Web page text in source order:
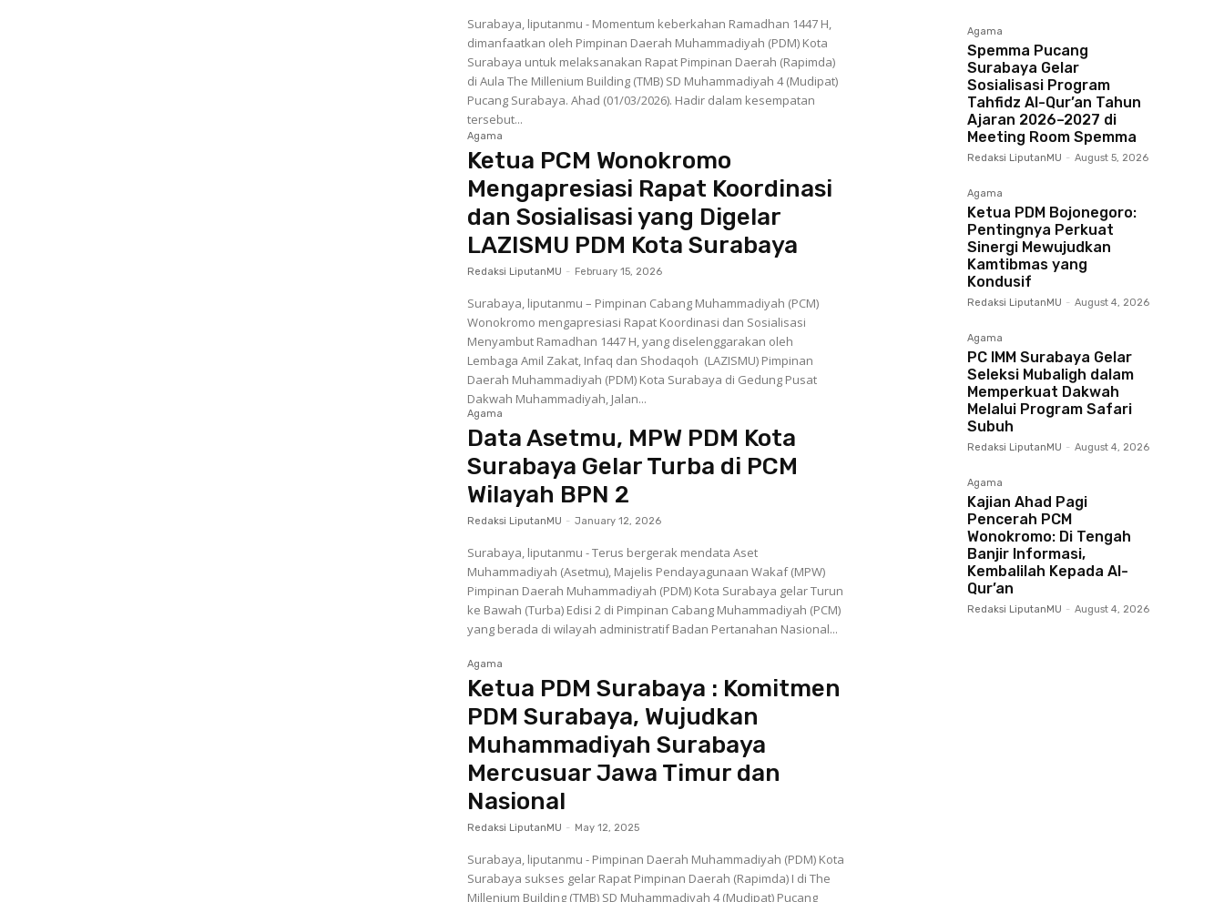
Surabaya, liputanmu - Momentum keberkahan Ramadhan 1447 H,
dimanfaatkan oleh Pimpinan Daerah Muhammadiyah (PDM) Kota
Surabaya untuk melaksanakan Rapat Pimpinan Daerah (Rapimda)
di Aula The Millenium Building (TMB) SD Muhammadiyah 4 (Mudipat)
Pucang Surabaya. Ahad (01/03/2026). Hadir dalam kesempatan
tersebut...
Agama
Ketua PCM Wonokromo
Mengapresiasi Rapat Koordinasi
dan Sosialisasi yang Digelar
LAZISMU PDM Kota Surabaya
Redaksi LiputanMU - February 15, 2026
Surabaya, liputanmu – Pimpinan Cabang Muhammadiyah (PCM)
Wonokromo mengapresiasi Rapat Koordinasi dan Sosialisasi
Menyambut Ramadhan 1447 H, yang diselenggarakan oleh
Lembaga Amil Zakat, Infaq dan Shodaqoh (LAZISMU) Pimpinan
Daerah Muhammadiyah (PDM) Kota Surabaya di Gedung Pusat
Dakwah Muhammadiyah, Jalan...
Agama
Data Asetmu, MPW PDM Kota
Surabaya Gelar Turba di PCM
Wilayah BPN 2
Redaksi LiputanMU - January 12, 2026
Surabaya, liputanmu - Terus bergerak mendata Aset
Muhammadiyah (Asetmu), Majelis Pendayagunaan Wakaf (MPW)
Pimpinan Daerah Muhammadiyah (PDM) Kota Surabaya gelar Turun
ke Bawah (Turba) Edisi 2 di Pimpinan Cabang Muhammadiyah (PCM)
yang berada di wilayah administratif Badan Pertanahan Nasional...
Agama
Ketua PDM Surabaya : Komitmen
PDM Surabaya, Wujudkan
Muhammadiyah Surabaya
Mercusuar Jawa Timur dan
Nasional
Redaksi LiputanMU - May 12, 2025
Surabaya, liputanmu - Pimpinan Daerah Muhammadiyah (PDM) Kota
Surabaya sukses gelar Rapat Pimpinan Daerah (Rapimda) I di The
Millenium Building (TMB) SD Muhammadiyah 4 (Mudipat) Pucang
Agama
Spemma Pucang
Surabaya Gelar
Sosialisasi Program
Tahfidz Al-Qur’an Tahun
Ajaran 2026–2027 di
Meeting Room Spemma
Redaksi LiputanMU - August 5, 2026
Agama
Ketua PDM Bojonegoro:
Pentingnya Perkuat
Sinergi Mewujudkan
Kamtibmas yang
Kondusif
Redaksi LiputanMU - August 4, 2026
Agama
PC IMM Surabaya Gelar
Seleksi Mubaligh dalam
Memperkuat Dakwah
Melalui Program Safari
Subuh
Redaksi LiputanMU - August 4, 2026
Agama
Kajian Ahad Pagi
Pencerah PCM
Wonokromo: Di Tengah
Banjir Informasi,
Kembalilah Kepada Al-
Qur’an
Redaksi LiputanMU - August 4, 2026